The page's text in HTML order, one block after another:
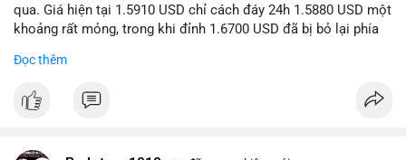
qua. Giá hiện tại 1.5910 USD chỉ cách đáy 24h 1.5880 USD một
khoảng rất mỏng, trong khi đỉnh 1.6700 USD đã bị bỏ lại phía
kiểm soát hoàn toàn. Khối lượng giao dịch 10.29 triệu NEAR
tiếp diễn.
Đọc thêm